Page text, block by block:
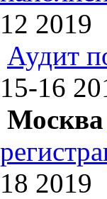
12 2019
Аудит
15-16
Москва
18 2019